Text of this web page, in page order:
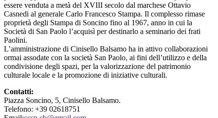
essere venduta a metà del XVIII secolo dal marchese Ottavio
Casnedi al generale Carlo Francesco Stampa. Il complesso rimase
proprietà degli Stampa di Soncino fino al 1967, anno in cui la
Società di San Paolo l’acquisì per destinarlo a seminario dei frati
Paolini.
L’amministrazione di Cinisello Balsamo ha in attivo collaborazioni
ormai assodate con la società San Paolo, ai fini dell’utilizzo e della
condivisione degli spazi, per la valorizzazione del patrimonio
culturale locale e la promozione di iniziative culturali.
Contatti:
Piazza Soncino, 5, Cinisello Balsamo.
Telefono: +39 02618751